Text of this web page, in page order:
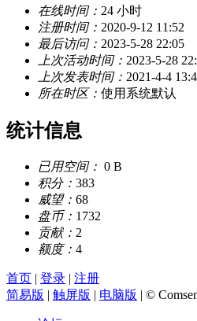
在线时间： 24 小时
注册时间： 2020-9-12 11:52
最后访问： 2023-5-28 22:05
上次活动时间： 2023-5-28
上次发表时间： 2021-4-4
所在时区： 使用系统默认
统计信息
已用空间： 0 B
积分： 383
威望： 68
盘币： 1732
贡献： 2
额度： 4
首页 | 登录 | 注册
简易版 | 触屏版 | 电脑版 | ©